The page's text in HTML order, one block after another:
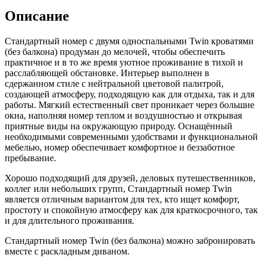
Описание
Стандартный номер с двумя односпальными Twin кроватями
(без балкона) продуман до мелочей, чтобы обеспечить
практичное и в то же время уютное проживание в тихой и
расслабляющей обстановке. Интерьер выполнен в
сдержанном стиле с нейтральной цветовой палитрой,
создающей атмосферу, подходящую как для отдыха, так и для
работы. Мягкий естественный свет проникает через большие
окна, наполняя номер теплом и воздушностью и открывая
приятные виды на окружающую природу. Оснащённый
необходимыми современными удобствами и функциональной
мебелью, номер обеспечивает комфортное и беззаботное
пребывание.
Хорошо подходящий для друзей, деловых путешественников,
коллег или небольших групп, Стандартный номер Twin
является отличным вариантом для тех, кто ищет комфорт,
простоту и спокойную атмосферу как для краткосрочного, так
и для длительного проживания.
Стандартный номер Twin (без балкона) можно забронировать
вместе с раскладным диваном.